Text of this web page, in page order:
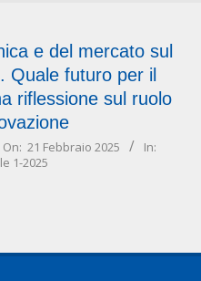
e del mercato sul
Quale futuro per il
riflessione sul ruolo
On: 21 Febbraio 2025
In:
1-2025